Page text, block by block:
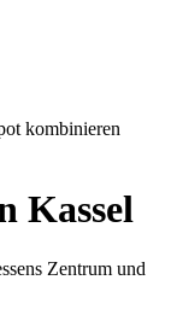
Kassel
Zentrum und